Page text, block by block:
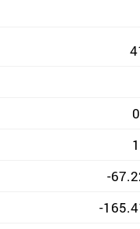
-
-